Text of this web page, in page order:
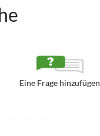
Eine Frage hinzufügen